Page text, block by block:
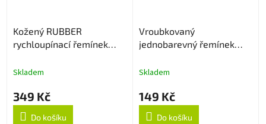
Kožený RUBBER
rychloupínací řemínek
Skladem
349 Kč
Do košíku
Vroubkovaný
jednobarevný řemínek
Skladem
149 Kč
Do košíku